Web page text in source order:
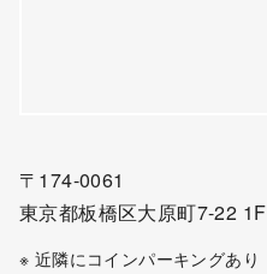
〒174-0061
東京都板橋区大原町7-22 1F
※ 近隣にコインパーキングあり